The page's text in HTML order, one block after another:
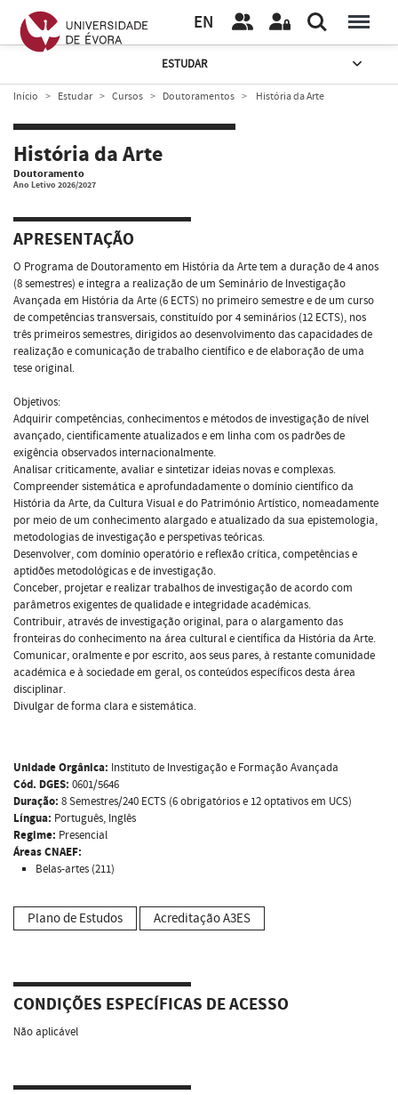
EN
ESTUDAR
Início Estudar Cursos Doutoramentos História da Arte
História da Arte
Doutoramento
Ano Letivo 2026/2027
APRESENTAÇÃO
O Programa de Doutoramento em História da Arte tem a duração de 4 anos
(8 semestres) e integra a realização de um Seminário de Investigação
Avançada em História da Arte (6 ECTS) no primeiro semestre e de um curso
de competências transversais, constituído por 4 seminários (12 ECTS), nos
três primeiros semestres, dirigidos ao desenvolvimento das capacidades de
realização e comunicação de trabalho científico e de elaboração de uma
tese original.
Objetivos:
Adquirir competências, conhecimentos e métodos de investigação de nível
avançado, cientificamente atualizados e em linha com os padrões de
exigência observados internacionalmente.
Analisar criticamente, avaliar e sintetizar ideias novas e complexas.
Compreender sistemática e aprofundadamente o domínio científico da
História da Arte, da Cultura Visual e do Património Artístico, nomeadamente
por meio de um conhecimento alargado e atualizado da sua epistemologia,
metodologias de investigação e perspetivas teóricas.
Desenvolver, com domínio operatório e reflexão crítica, competências e
aptidões metodológicas e de investigação.
Conceber, projetar e realizar trabalhos de investigação de acordo com
parâmetros exigentes de qualidade e integridade académicas.
Contribuir, através de investigação original, para o alargamento das
fronteiras do conhecimento na área cultural e científica da História da Arte.
Comunicar, oralmente e por escrito, aos seus pares, à restante comunidade
académica e à sociedade em geral, os conteúdos específicos desta área
disciplinar.
Divulgar de forma clara e sistemática.
Unidade Orgânica: Instituto de Investigação e Formação Avançada
Cód. DGES: 0601/5646
Duração: 8 Semestres/240 ECTS (6 obrigatórios e 12 optativos em UCS)
Língua: Português, Inglês
Regime: Presencial
Áreas CNAEF:
Belas-artes (211)
Plano de Estudos Acreditação A3ES
CONDIÇÕES ESPECÍFICAS DE ACESSO
Não aplicável